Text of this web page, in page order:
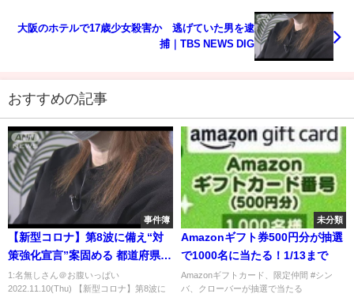
大阪のホテルで17歳少女殺害か 逃げていた男を逮
捕｜TBS NEWS DIG
おすすめの記事
事件簿
【新型コロナ】第8波に備え“対
策強化宣言”案固める 都道府県が
外出自粛要請も
1:名無しさん＠お腹いっぱい
2022.11.10(Thu) 【新型コロナ】第8波に
未分類
Amazonギフト券500円分が抽選
で1000名に当たる！1/13まで
Amazonギフトカード、限定仲間 #シン
バ、クローバーが抽選で当たる